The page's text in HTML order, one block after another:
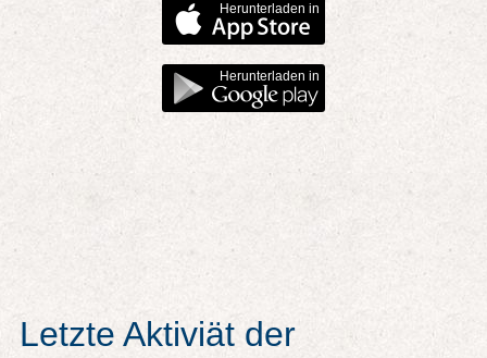
Herunterladen in
Herunterladen in
Letzte Aktiviät der